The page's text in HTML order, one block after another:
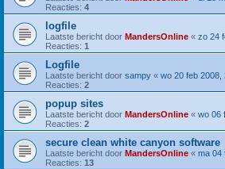
Reacties: 4
logfile
Laatste bericht door MandersOnline « zo 24
Reacties: 1
Logfile
Laatste bericht door sampy « wo 20 feb 2008,
Reacties: 2
popup sites
Laatste bericht door MandersOnline « wo 06
Reacties: 2
secure clean white canyon software
Laatste bericht door MandersOnline « ma 04
Reacties: 13